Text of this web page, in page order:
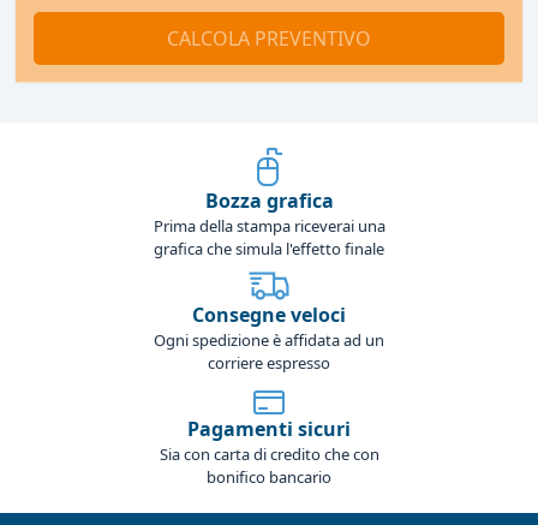
CALCOLA PREVENTIVO
Bozza grafica
Prima della stampa riceverai una
grafica che simula l'effetto finale
Consegne veloci
Ogni spedizione è affidata ad un
corriere espresso
Pagamenti sicuri
Sia con carta di credito che con
bonifico bancario